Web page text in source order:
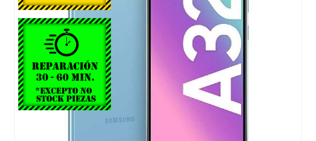
de
imágenes